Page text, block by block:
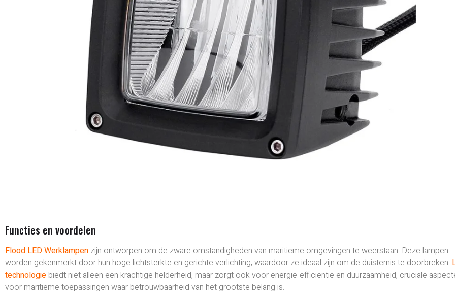
Functies en voordelen
Flood LED Werklampen zijn ontworpen om de zware omstandigheden van maritieme omgevingen te weerstaan. Deze lampen
worden gekenmerkt door hun hoge lichtsterkte en gerichte verlichting, waardoor ze ideaal zijn om de duisternis te doorbreken.
technologie biedt niet alleen een krachtige helderheid, maar zorgt ook voor energie-efficiëntie en duurzaamheid, cruciale
voor maritieme toepassingen waar betrouwbaarheid van het grootste belang is.